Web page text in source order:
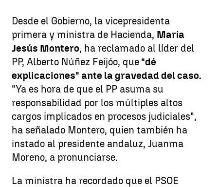
Desde el Gobierno, la vicepresidenta
primera y ministra de Hacienda, María
Jesús Montero, ha reclamado al líder del
PP, Alberto Núñez Feijóo, que "dé
explicaciones" ante la gravedad del caso.
"Ya es hora de que el PP asuma su
responsabilidad por los múltiples altos
cargos implicados en procesos judiciales",
ha señalado Montero, quien también ha
instado al presidente andaluz, Juanma
Moreno, a pronunciarse.
La ministra ha recordado que el PSOE